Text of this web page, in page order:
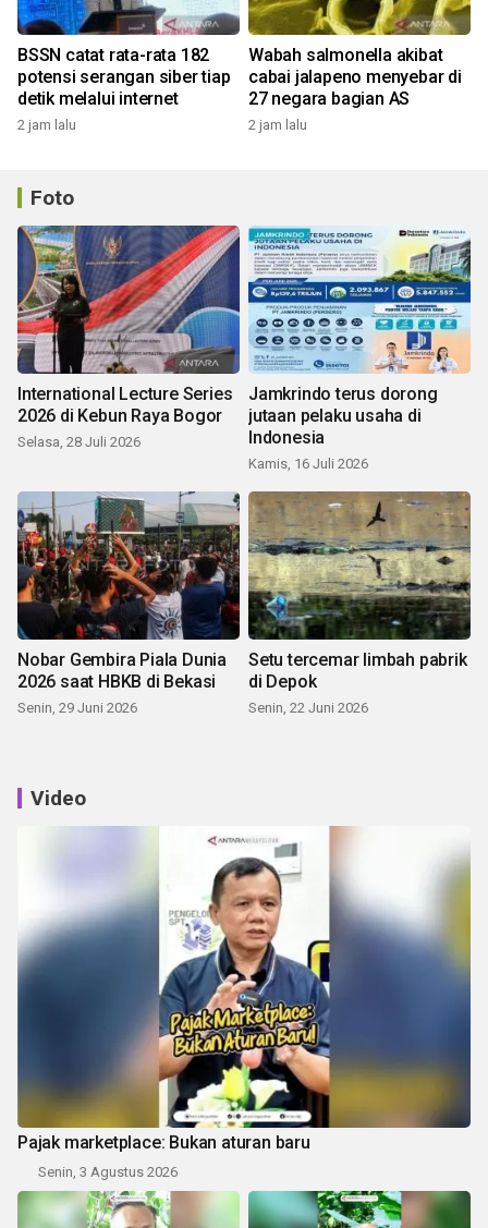
BSSN catat rata-rata 182
potensi serangan siber tiap
detik melalui internet
2 jam lalu
Wabah salmonella akibat
cabai jalapeno menyebar di
27 negara bagian AS
2 jam lalu
Foto
International Lecture Series
2026 di Kebun Raya Bogor
Selasa, 28 Juli 2026
Jamkrindo terus dorong
jutaan pelaku usaha di
Indonesia
Kamis, 16 Juli 2026
Nobar Gembira Piala Dunia
2026 saat HBKB di Bekasi
Senin, 29 Juni 2026
Setu tercemar limbah pabrik
di Depok
Senin, 22 Juni 2026
Video
Pajak marketplace: Bukan aturan baru
Senin, 3 Agustus 2026